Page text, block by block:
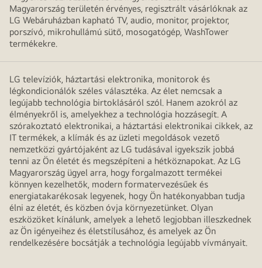
Magyarország területén érvényes, regisztrált vásárlóknak az
LG Webáruházban kapható TV, audio, monitor, projektor,
porszívó, mikrohullámú sütő, mosogatógép, WashTower
termékekre.
LG televíziók, háztartási elektronika, monitorok és
légkondicionálók széles választéka. Az élet nemcsak a
legújabb technológia birtoklásáról szól. Hanem azokról az
élményekről is, amelyekhez a technológia hozzásegít. A
szórakoztató elektronikai, a háztartási elektronikai cikkek, az
IT termékek, a klímák és az üzleti megoldások vezető
nemzetközi gyártójaként az LG tudásával igyekszik jobbá
tenni az Ön életét és megszépíteni a hétköznapokat. Az LG
Magyarország ügyel arra, hogy forgalmazott termékei
könnyen kezelhetők, modern formatervezésűek és
energiatakarékosak legyenek, hogy Ön hatékonyabban tudja
élni az életét, és közben óvja környezetünket. Olyan
eszközöket kínálunk, amelyek a lehető legjobban illeszkednek
az Ön igényeihez és életstílusához, és amelyek az Ön
rendelkezésére bocsátják a technológia legújabb vívmányait.